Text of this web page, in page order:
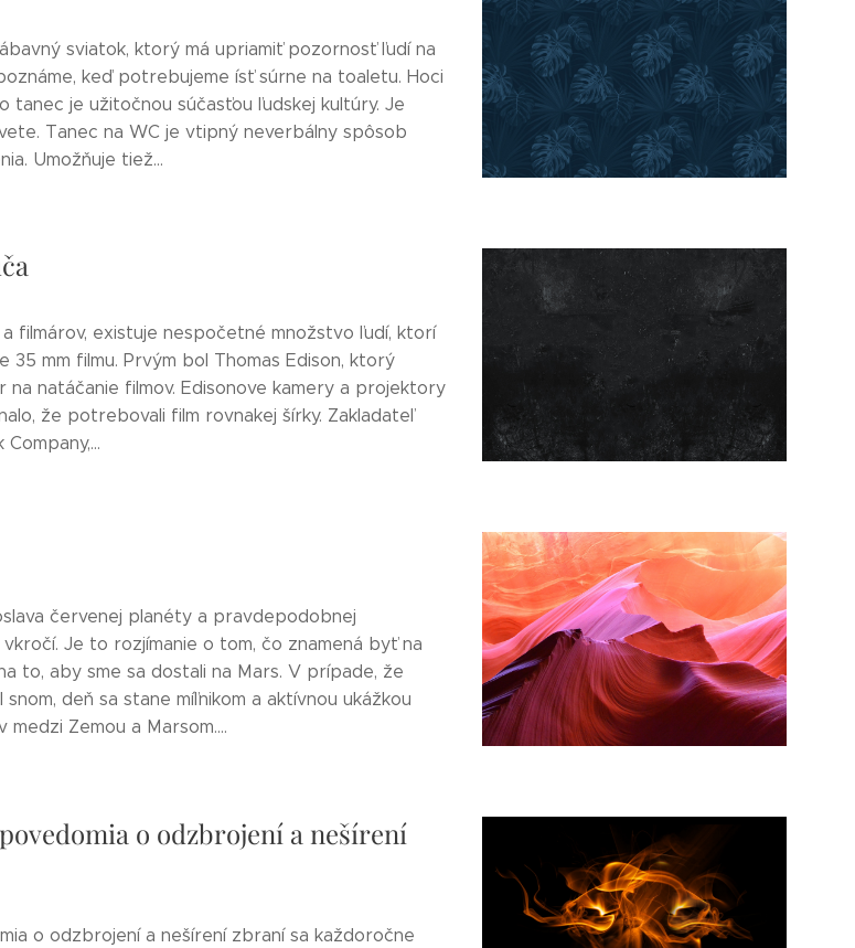
sviatok, ktorý má upriamiť pozornosť ľudí na
keď potrebujeme ísť súrne na toaletu. Hoci
tanec je užitočnou súčasťou ľudskej kultúry. Je
Tanec na WC je vtipný neverbálny spôsob
Umožňuje tiež...
filmárov, existuje nespočetné množstvo ľudí, ktorí
35 mm filmu. Prvým bol Thomas Edison, ktorý
na natáčanie filmov. Edisonove kamery a projektory
že potrebovali film rovnakej šírky. Zakladateľ
červenej planéty a pravdepodobnej
Je to rozjímanie o tom, čo znamená byť na
to, aby sme sa dostali na Mars. V prípade, že
deň sa stane míľnikom a aktívnou ukážkou
Zemou a Marsom....
o odzbrojení a nešírení
o odzbrojení a nešírení zbraní sa každoročne